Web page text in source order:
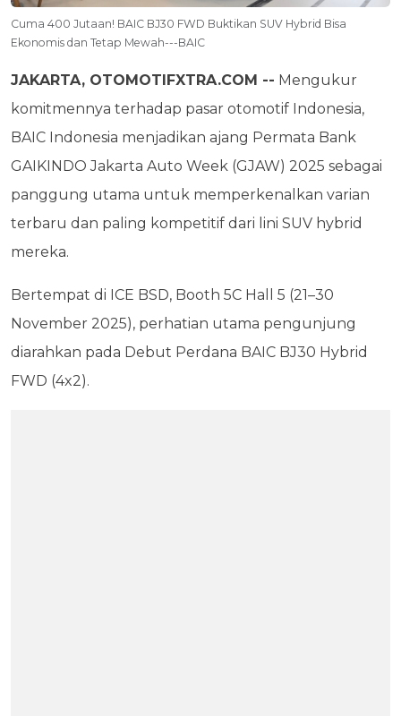
Cuma 400 Jutaan! BAIC BJ30 FWD Buktikan SUV Hybrid Bisa
Ekonomis dan Tetap Mewah---BAIC
JAKARTA, OTOMOTIFXTRA.COM -- Mengukur
komitmennya terhadap pasar otomotif Indonesia,
BAIC Indonesia menjadikan ajang Permata Bank
GAIKINDO Jakarta Auto Week (GJAW) 2025 sebagai
panggung utama untuk memperkenalkan varian
terbaru dan paling kompetitif dari lini SUV hybrid
mereka.
Bertempat di ICE BSD, Booth 5C Hall 5 (21–30
November 2025), perhatian utama pengunjung
diarahkan pada Debut Perdana BAIC BJ30 Hybrid
FWD (4x2).